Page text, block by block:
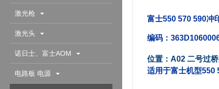
激光枪
激光头
诺日士、富士AOM
电路板 电源
富士550 570 590冲
编码：
位置：A02 二号过
适用于富士机型550